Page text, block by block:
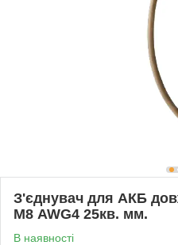
З'єднувач для АКБ
М8 AWG4 25кв. мм.
В наявності